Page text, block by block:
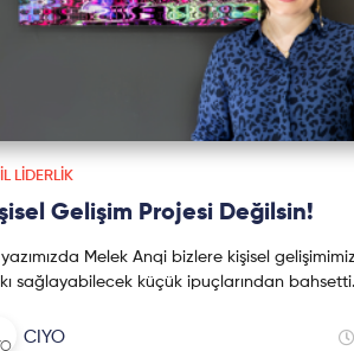
LIDERLIK
Gelişim Projesi Değilsin!
Melek Anqi bizlere kişisel
sağlayabilecek küçük ipuçlarından
CIYO